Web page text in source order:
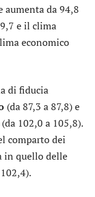
aumenta da 94,8
e il clima
economico
di fiducia
(da 87,3 a 87,8) e
(da 102,0 a 105,8).
comparto dei
in quello delle